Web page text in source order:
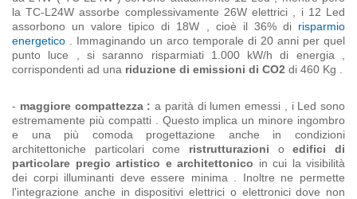
la TC-L24W assorbe complessivamente 26W elettrici , i 12 Led
assorbono un valore tipico di 18W , cioè il 36% di risparmio
energetico . Immaginando un arco temporale di 20 anni per quel
punto luce , si saranno risparmiati 1.000 kW/h di energia ,
corrispondenti ad una riduzione di emissioni di CO2 di 460 Kg .
- maggiore compattezza : a parità di lumen emessi , i Led sono
estremamente più compatti . Questo implica un minore ingombro
e una più comoda progettazione anche in condizioni
architettoniche particolari come ristrutturazioni oedifici di
particolare pregio artistico e architettonico in cui la visibilità
dei corpi illuminanti deve essere minima . Inoltre ne permette
l'integrazione anche in dispositivi elettrici o elettronici dove non